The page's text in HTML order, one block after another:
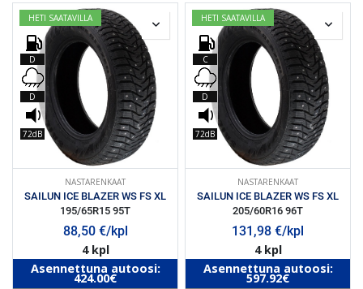
HETI SAATAVILLA
D
D
72dB
NASTARENKAAT
SAILUN ICE BLAZER WS FS XL
195/65R15 95T
88,50€/kpl
4 kpl
Asennettuna autoosi:
424.00€
HETI SAATAVILLA
C
D
72dB
NASTARENKAAT
SAILUN ICE BLAZER WS FS XL
205/60R16 96T
131,98 €/kpl
4 kpl
Asennettuna autoosi:
597.92€